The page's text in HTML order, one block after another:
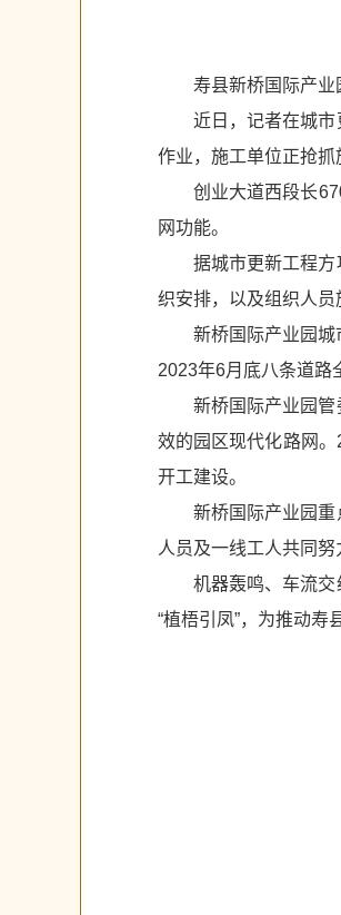
寿县新桥国际产业
近日，记者在城
作业，施工单位正抢抓
创业大道西段长
网功能。
据城市更新工程
织安排，以及组织人员
新桥国际产业园
2023年6月底八条道路
新桥国际产业园
效的园区现代化路网
开工建设。
新桥国际产业园
人员及一线工人共同
机器轰鸣、车流
“植梧引凤”，为推动寿